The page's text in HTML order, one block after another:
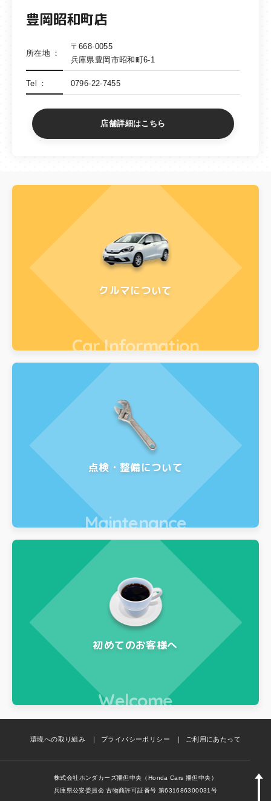
豊岡昭和町店
所在地
〒668-0055
兵庫県豊岡市昭和町6-1
Tel 0796-22-7455
店舗詳細はこちら
クルマについて
Car Information
点検・整備について
Maintenance
初めてのお客様へ
Welcome
環境への取り組み プライバシーポリシー ご利用にあたって
株式会社ホンダカーズ播但中央（Honda Cars 播但中央）
兵庫県公安委員会 古物商許可証番号 第631686300031号